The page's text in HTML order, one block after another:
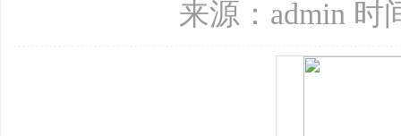
来源：admin 时